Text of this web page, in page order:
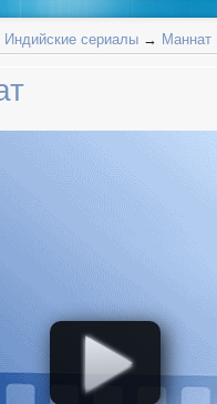
Индийские сериалы → Маннат